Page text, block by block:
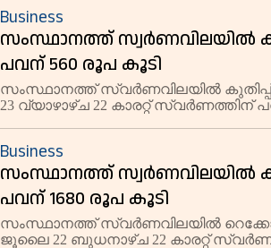
Business
സംസ്ഥാനത്ത് സ്വര്‍ണവിലയില്‍
പവന് 560 രൂപ കൂടി
സംസ്ഥാനത്ത് സ്വർണവിലയിൽ
23 വ്യാഴാഴ്ച 22 കാരറ്റ് സ്വർണത്തിന്
Business
സംസ്ഥാനത്ത് സ്വര്‍ണവിലയില്‍
പവന് 1680 രൂപ കൂടി
സംസ്ഥാനത്ത് സ്വർണവിലയിൽ
ജൂലൈ 22 ബുധനാഴ്ച 22 കാരറ്റ്